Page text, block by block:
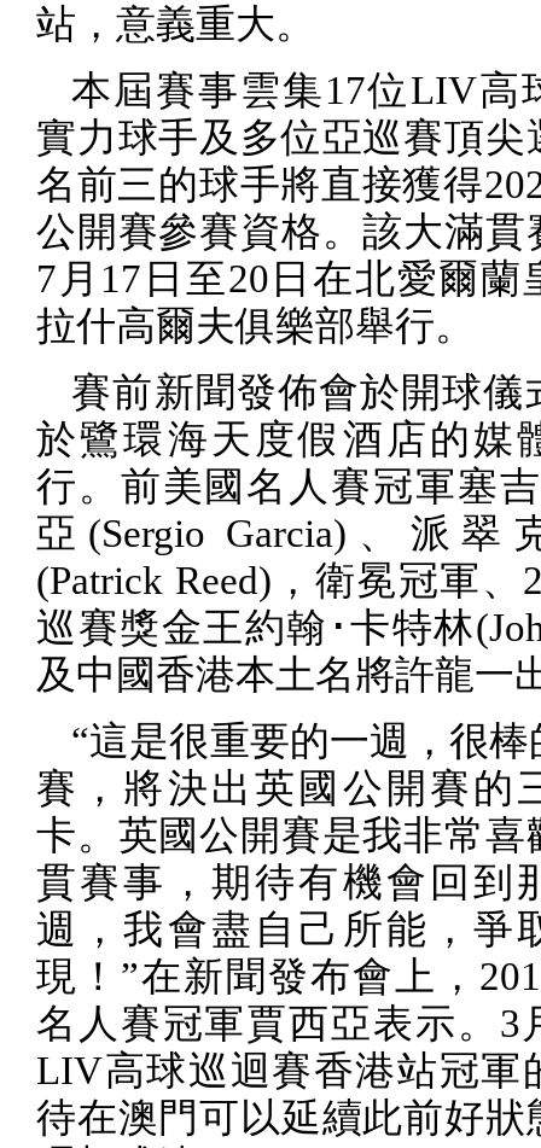
站，意義重大。
本屆賽事雲集17位LIV高
實力球手及多位亞巡賽頂尖
名前三的球手將直接獲得
公開賽參賽資格。該大滿貫
7 月 17 日至20 日在北愛爾蘭
拉什高爾夫俱樂部舉行。
賽前新聞發佈會於開球儀
於鷺環海天度假酒店的媒
行。前美國名人賽冠軍塞
亞 (Sergio Garcia) 、派翠
(Patrick Reed) ，衛冕冠軍、
巡賽獎金王約翰･卡特林
及中國香港本土名將許龍一
“這是很重要的一週，很
賽，將決出英國公開賽的
卡。英國公開賽是我非常喜
貫賽事，期待有機會回到
週，我會盡自己所能，爭
現！”在新聞發布會上，
名人賽冠軍賈西亞表示。 3
LIV高球巡迴賽香港站冠軍
待在澳門可以延續此前好狀